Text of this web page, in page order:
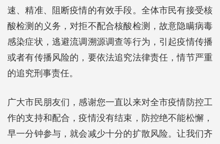
速、精准、阻断疫情的有效手段。全体市民有接受核
酸检测的义务，对拒不配合核酸检测，故意隐瞒病毒
感染症状，逃避流调溯源调查等行为，引起疫情传播
或者有传播风险的，要依法追究法律责任，情节严重
的追究刑事责任。
广大市民朋友们，感谢您一直以来对全市疫情防控工
作的支持和配合，疫情没有结束，防控绝不能松懈，
早一分钟参与，就会减少十分的扩散风险。让我们齐